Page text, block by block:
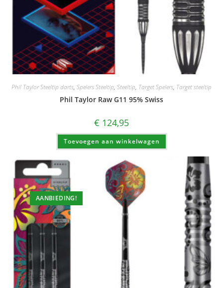
Phil Taylor Steeltip darts, Spelers Steeltip, Steeltip, Target Spelers, Target steeltip
Phil Taylor Raw G11 95% Swiss
€ 124,95
Toevoegen aan winkelwagen
AANBIEDING!